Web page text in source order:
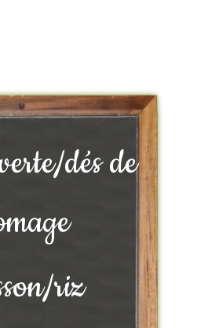
dés de
riz